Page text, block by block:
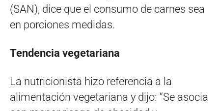
(SAN), dice que el consumo de carnes sea
en porciones medidas.
Tendencia vegetariana
La nutricionista hizo referencia a la
alimentación vegetariana y dijo: “Se asocia